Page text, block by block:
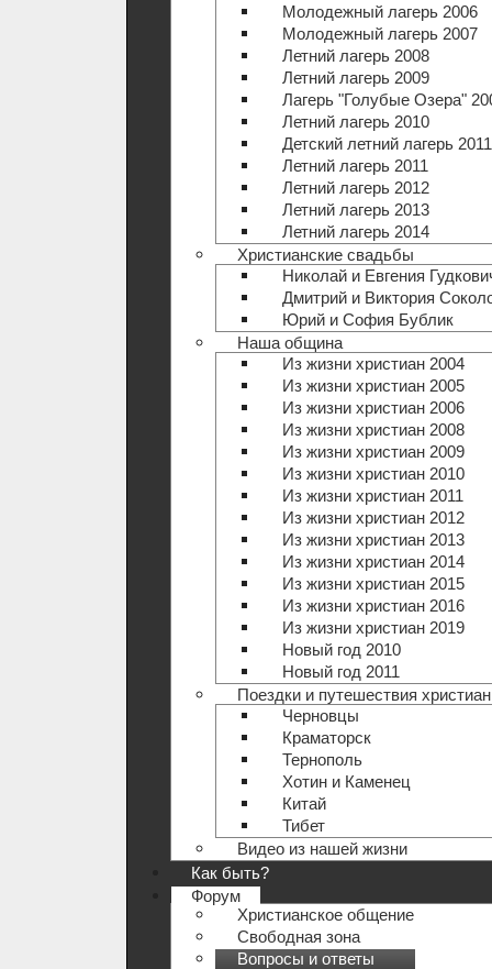
Молодежный лагерь 2006
Молодежный лагерь 2007
Летний лагерь 2008
Летний лагерь 2009
Лагерь "Голубые Озера"
Летний лагерь 2010
Детский летний лагерь 2011
Летний лагерь 2011
Летний лагерь 2012
Летний лагерь 2013
Летний лагерь 2014
Христианские свадьбы
Николай и Евгения
Дмитрий и Виктория
Юрий и София Бублик
Наша община
Из жизни христиан 2004
Из жизни христиан 2005
Из жизни христиан 2006
Из жизни христиан 2008
Из жизни христиан 2009
Из жизни христиан 2010
Из жизни христиан 2011
Из жизни христиан 2012
Из жизни христиан 2013
Из жизни христиан 2014
Из жизни христиан 2015
Из жизни христиан 2016
Из жизни христиан 2019
Новый год 2010
Новый год 2011
Поездки и путешествия христиан
Черновцы
Краматорск
Тернополь
Хотин и Каменец
Китай
Тибет
Видео из нашей жизни
Как быть?
Форум
Христианское общение
Свободная зона
Вопросы и ответы